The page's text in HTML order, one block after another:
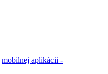
mobilnej aplikácii -